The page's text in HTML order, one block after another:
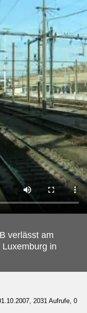
verlässt am
in
2031 Aufrufe, 0